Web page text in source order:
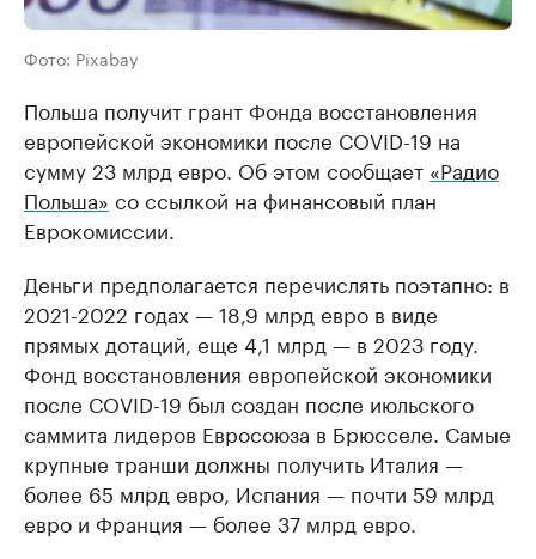
Фото: Pixabay
Польша получит грант Фонда восстановления
европейской экономики после СОVID-19 на
сумму 23 млрд евро. Об этом сообщает «Радио
Польша» со ссылкой на финансовый план
Еврокомиссии.
Деньги предполагается перечислять поэтапно: в
2021-2022 годах — 18,9 млрд евро в виде
прямых дотаций, еще 4,1 млрд — в 2023 году.
Фонд восстановления европейской экономики
после СОVID-19 был создан после июльского
саммита лидеров Евросоюза в Брюсселе. Самые
крупные транши должны получить Италия —
более 65 млрд евро, Испания — почти 59 млрд
евро и Франция — более 37 млрд евро.